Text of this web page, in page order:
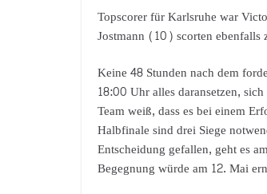
Topscorer für Karlsruhe war
Jostmann (10) scorten ebenfalls
Keine 48 Stunden nach dem
18:00 Uhr alles daransetzen,
Team weiß, dass es bei einem
Halbfinale sind drei Siege
Entscheidung gefallen, geht es
Begegnung würde am 12. Mai